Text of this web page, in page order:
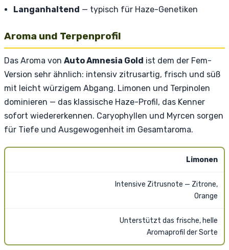
Langanhaltend — typisch für Haze-Genetiken
Aroma und Terpenprofil
Das Aroma von Auto Amnesia Gold ist dem der Fem-
Version sehr ähnlich: intensiv zitrusartig, frisch und süß
mit leicht würzigem Abgang. Limonen und Terpinolen
dominieren — das klassische Haze-Profil, das Kenner
sofort wiedererkennen. Caryophyllen und Myrcen sorgen
für Tiefe und Ausgewogenheit im Gesamtaroma.
Limonen
Intensive Zitrusnote — Zitrone,
Orange
Unterstützt das frische, helle
Aromaprofil der Sorte